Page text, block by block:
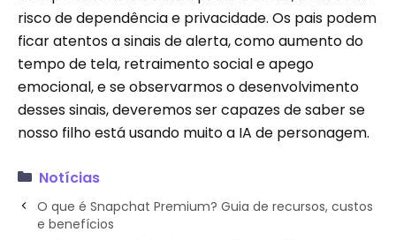
risco de dependência e privacidade. Os pais podem
ficar atentos a sinais de alerta, como aumento do
tempo de tela, retraimento social e apego
emocional, e se observarmos o desenvolvimento
desses sinais, deveremos ser capazes de saber se
nosso filho está usando muito a IA de personagem.
Notícias
O que é Snapchat Premium? Guia de recursos, custos
e benefícios